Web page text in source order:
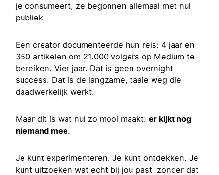
je consumeert, ze begonnen allemaal met nul
publiek.
Een creator documenteerde hun reis: 4 jaar en
350 artikelen om 21.000 volgers op Medium te
bereiken. Vier jaar. Dat is geen overnight
success. Dat is de langzame, taaie weg die
daadwerkelijk werkt.
Maar dit is wat nul zo mooi maakt: er kijkt nog
niemand mee.
Je kunt experimenteren. Je kunt ontdekken. Je
kunt uitzoeken wat echt bij jou past, zonder dat